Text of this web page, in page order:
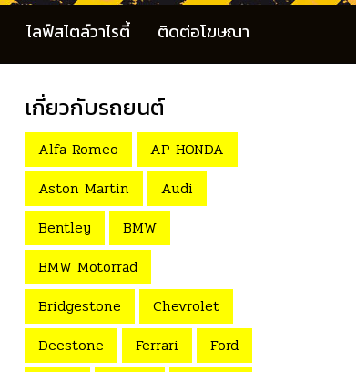
ไลฟ์สไตล์วาไรตี้ ติดต่อโฆษณา
เกี่ยวกับรถยนต์
Alfa Romeo
AP HONDA
Aston Martin
Audi
Bentley
BMW
BMW Motorrad
Bridgestone
Chevrolet
Deestone
Ferrari
Ford